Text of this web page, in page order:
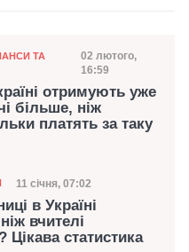
ТА
Дата
02 лютого,
16:59
отримують уже
більше, ніж
платять за таку
Дата публікації
11 січня, 07:02
в Україні
вчителі
Цікава статистика